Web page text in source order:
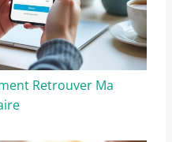
Retrouver Ma